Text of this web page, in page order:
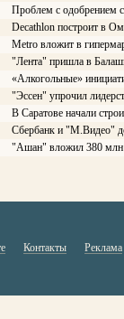
Проблем с одобрением
Decathlon построит в
Меtrо вложит в
"Лента" пришла в
«Алкогольные»
"Эссен" упрочил
В Саратове начали
Сбербанк и "М.Видео"
"Ашан" вложил 380 млн
Контакты Реклама